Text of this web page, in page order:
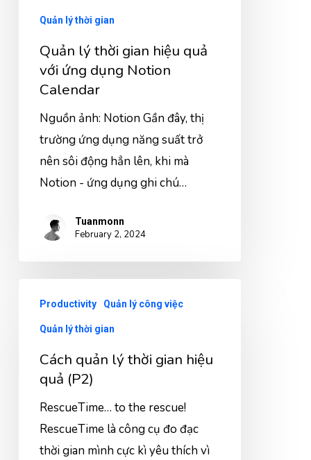
Quản lý thời gian
Quản lý thời gian hiệu quả
với ứng dụng Notion
Calendar
Nguồn ảnh: Notion Gần đây, thị
trường ứng dụng năng suất trở
nên sôi động hẳn lên, khi mà
Notion - ứng dụng ghi chú…
Tuanmonn
February 2, 2024
Productivity Quản lý công việc
Quản lý thời gian
Cách quản lý thời gian hiệu
quả (P2)
RescueTime… to the rescue!
RescueTime là công cụ đo đạc
thời gian mình cực kì yêu thích vì